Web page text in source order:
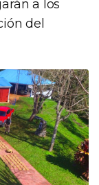
a los
del